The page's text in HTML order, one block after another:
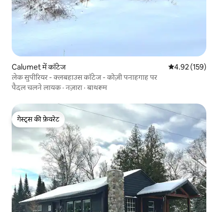
Calumet में कॉटेज औसत रेटिंग 5 में से
4.92 (159)
लेक सुपीरियर - क्लबहाउस कॉटेज - कोज़ी पनाहगाह पर
पैदल चलने लायक·नज़ारा ·बाथरूम
गेस्ट्स की फ़ेवरेट
गेस्ट्स की फ़ेवरेट